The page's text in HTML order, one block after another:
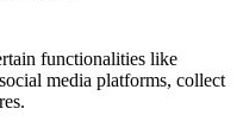
functionalities like
media platforms, collect